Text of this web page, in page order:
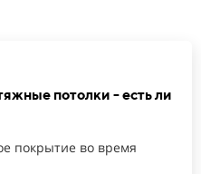
потолки - есть ли
покрытие во время